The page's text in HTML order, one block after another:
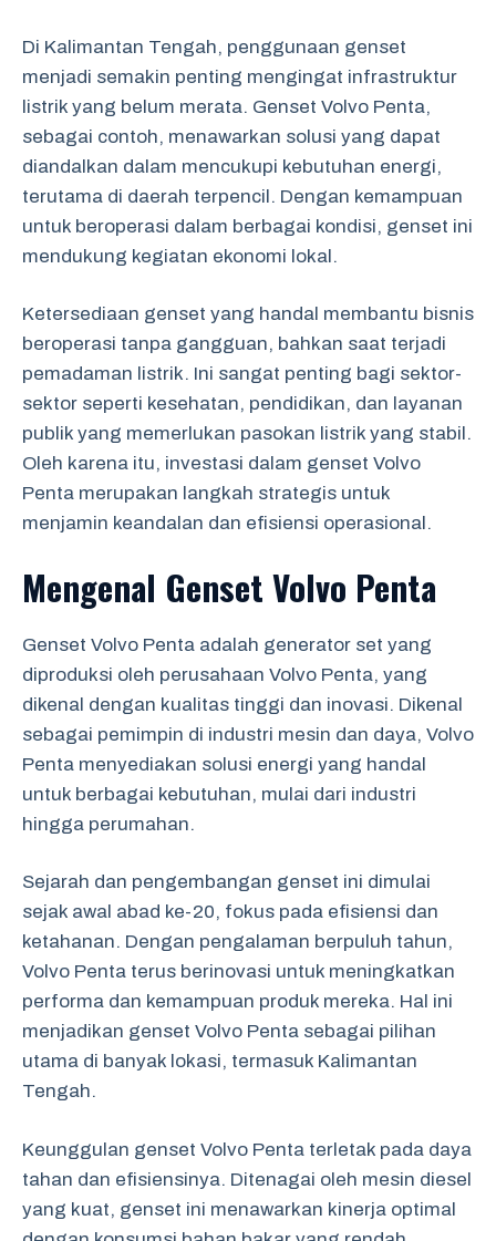
Di Kalimantan Tengah, penggunaan genset
menjadi semakin penting mengingat infrastruktur
listrik yang belum merata. Genset Volvo Penta,
sebagai contoh, menawarkan solusi yang dapat
diandalkan dalam mencukupi kebutuhan energi,
terutama di daerah terpencil. Dengan kemampuan
untuk beroperasi dalam berbagai kondisi, genset ini
mendukung kegiatan ekonomi lokal.
Ketersediaan genset yang handal membantu bisnis
beroperasi tanpa gangguan, bahkan saat terjadi
pemadaman listrik. Ini sangat penting bagi sektor-
sektor seperti kesehatan, pendidikan, dan layanan
publik yang memerlukan pasokan listrik yang stabil.
Oleh karena itu, investasi dalam genset Volvo
Penta merupakan langkah strategis untuk
menjamin keandalan dan efisiensi operasional.
Mengenal Genset Volvo Penta
Genset Volvo Penta adalah generator set yang
diproduksi oleh perusahaan Volvo Penta, yang
dikenal dengan kualitas tinggi dan inovasi. Dikenal
sebagai pemimpin di industri mesin dan daya, Volvo
Penta menyediakan solusi energi yang handal
untuk berbagai kebutuhan, mulai dari industri
hingga perumahan.
Sejarah dan pengembangan genset ini dimulai
sejak awal abad ke-20, fokus pada efisiensi dan
ketahanan. Dengan pengalaman berpuluh tahun,
Volvo Penta terus berinovasi untuk meningkatkan
performa dan kemampuan produk mereka. Hal ini
menjadikan genset Volvo Penta sebagai pilihan
utama di banyak lokasi, termasuk Kalimantan
Tengah.
Keunggulan genset Volvo Penta terletak pada daya
tahan dan efisiensinya. Ditenagai oleh mesin diesel
yang kuat, genset ini menawarkan kinerja optimal